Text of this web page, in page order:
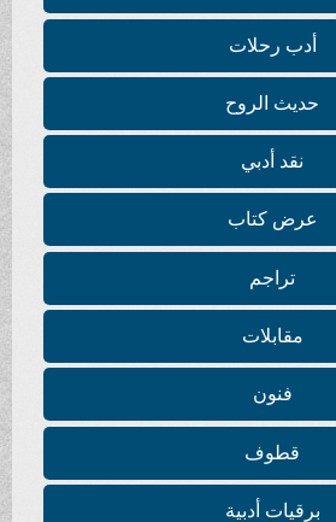
أدب رحلات
حديث الروح
نقد أدبي
عرض كتاب
تراجم
مقابلات
فنون
قطوف
برقيات أدبية